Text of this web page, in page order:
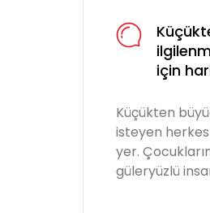
için
Küçükten
isteyen
yer.
güleryüzlü